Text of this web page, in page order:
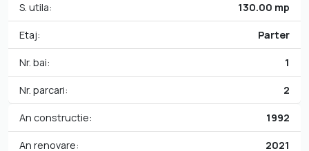
S. utila: 130.00 mp
Etaj: Parter
Nr. bai: 1
Nr. parcari: 2
An constructie: 1992
An renovare: 2021